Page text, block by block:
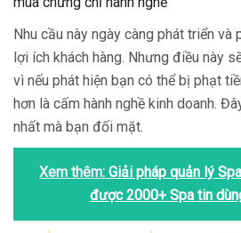
Nhu cầu này ngày càng phát triển và
lợi ích khách hàng. Nhưng điều này
vì nếu phát hiện bạn có thể bị phạt
hơn là cấm hành nghề kinh doanh.
nhất mà bạn đối mặt.
Xem thêm: Giải pháp quản lý
được 2000+ Spa tin